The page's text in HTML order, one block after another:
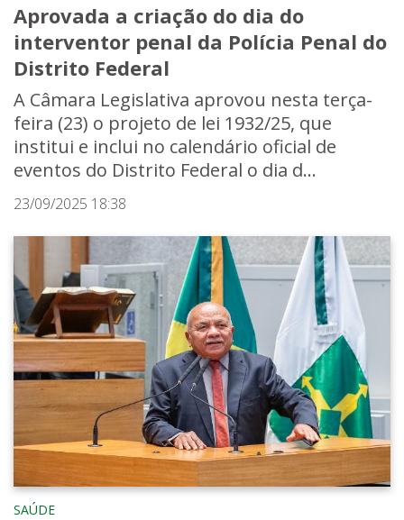
Aprovada a criação do dia do
interventor penal da Polícia Penal do
Distrito Federal
A Câmara Legislativa aprovou nesta terça-
feira (23) o projeto de lei 1932/25, que
institui e inclui no calendário oficial de
eventos do Distrito Federal o dia d...
23/09/2025 18:38
SAÚDE